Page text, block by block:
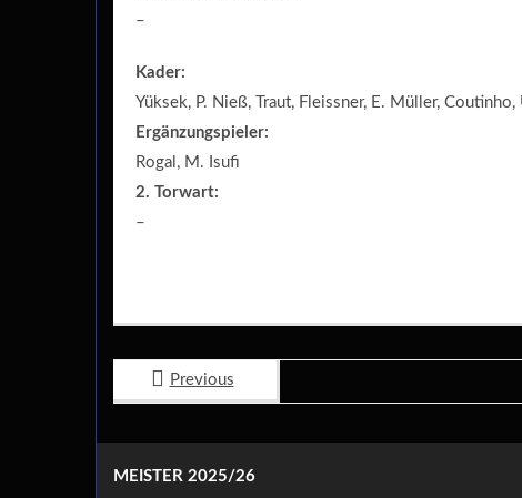
–
Kader:
Yüksek, P. Nieß, Traut, Fleissner, E. Müller,
Ergänzungspieler:
Rogal, M. Isufi
2. Torwart:
–
Previous
MEISTER 2025/26